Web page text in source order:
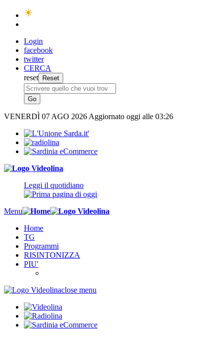
Login
facebook
twitter
CERCA
reset
VENERDÌ 07 AGO 2026 Aggiornato oggi alle 03:26
Leggi il quotidiano
Menu
Home
TG
Programmi
RISINTONIZZA
PIU'
close menu